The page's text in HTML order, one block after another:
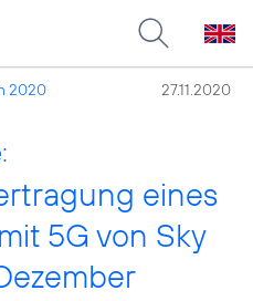
2020 27.11.2020
eines
5G von Sky